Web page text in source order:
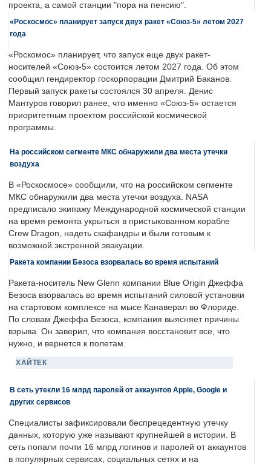
проекта, а самой станции "пора на пенсию".
«Роскосмос» планирует запуск двух ракет «Союз-5» летом 2027
года
«Роскомос» планирует, что запуск еще двух ракет-
носителей «Союз-5» состоится летом 2027 года. Об этом
сообщил гендиректор госкорпорации Дмитрий Баканов.
Первый запуск ракеты состоялся 30 апреля. Денис
Мантуров говорил ранее, что именно «Союз-5» остается
приоритетным проектом российской космической
программы.
На российском сегменте МКС обнаружили два места утечки
воздуха
В «Роскосмосе» сообщили, что на российском сегменте
МКС обнаружили два места утечки воздуха. NASA
предписало экипажу Международной космической станции
на время ремонта укрыться в пристыкованном корабле
Crew Dragon, надеть скафандры и были готовым к
возможной экстренной эвакуации.
Ракета компании Безоса взорвалась во время испытаний
Ракета-носитель New Glenn компании Blue Origin Джеффа
Безоса взорвалась во время испытаний силовой установки
на стартовом комплексе на мысе Канаверал во Флориде.
По словам Джеффа Безоса, компания выясняет причины
взрыва. Он заверил, что компания восстановит все, что
нужно, и вернется к полетам.
ХАЙТЕК
В сеть утекли 16 млрд паролей от аккаунтов Apple, Google и
других сервисов
Специалисты зафиксировали беспрецедентную утечку
данных, которую уже называют крупнейшей в истории. В
сеть попали почти 16 млрд логинов и паролей от аккаунтов
в популярных сервисах, социальных сетях и на